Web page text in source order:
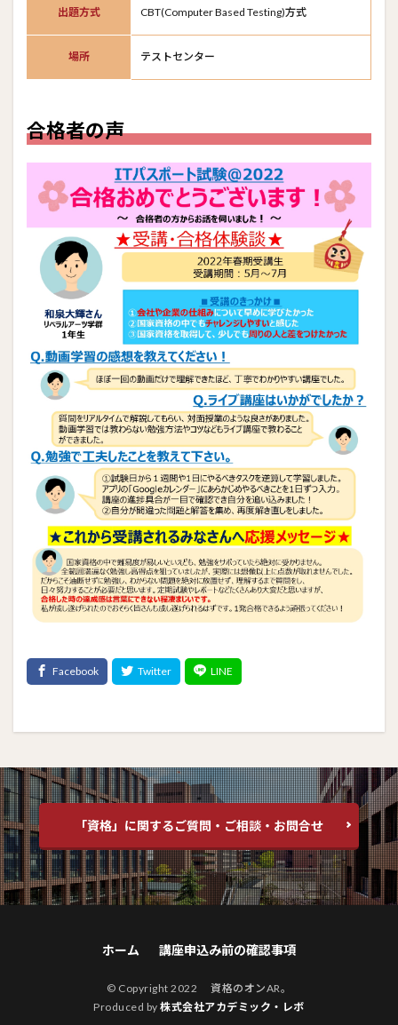
出題方式 CBT(Computer Based Testing)方式
場所 テストセンター
合格者の声
「資格」に関するご質問・ご相談・お問合せ
ホーム 講座申込み前の確認事項
© Copyright 2022 資格のオンAR。
Produced by株式会社アカデミック・レボ